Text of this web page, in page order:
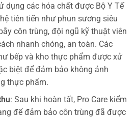
dụng các hóa chất được Bộ Y Tế
tiên tiến như phun sương siêu
côn trùng, đội ngũ kỹ thuật viên
nhanh chóng, an toàn. Các
bếp và kho thực phẩm được xử
biệt để đảm bảo không ảnh
thực phẩm.
: Sau khi hoàn tất, Pro Care kiểm
để đảm bảo côn trùng đã được